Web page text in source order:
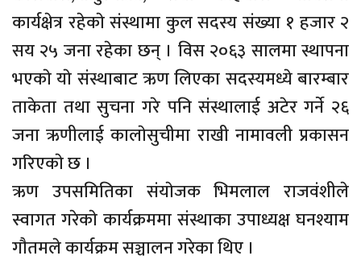
कार्यक्षेत्र रहेकाे संस्थामा कुल सदस्य संख्या १ हजार २
सय २५ जना रहेका छन् । विस २०६३ सालमा स्थापना
भएकाे याे संस्थाबाट ऋण लिएका सदस्यमध्ये बारम्बार
ताकेता तथा सुचना गरे पनि संस्थालाई अटेर गर्ने २६
जना ऋणीलाई कालाेसुचीमा राखी नामावली प्रकासन
गरिएकाे छ ।
ऋण उपसमितिका संयाेजक भिमलाल राजवंशीले
स्वागत गरेकाे कार्यक्रममा संस्थाका उपाध्यक्ष घनश्याम
गाैतमले कार्यक्रम सञ्चालन गरेका थिए ।